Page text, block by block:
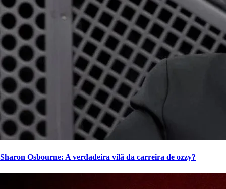
Sharon Osbourne: A verdadeira vilã da carreira de ozzy?